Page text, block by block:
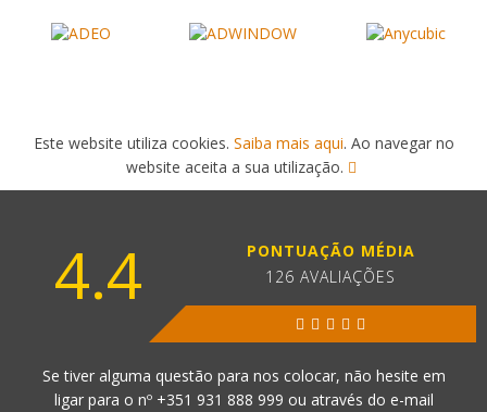
Este website utiliza cookies. Saiba mais aqui. Ao navegar no
website aceita a sua utilização.
4.4
PONTUAÇÃO MÉDIA
126 AVALIAÇÕES
Se tiver alguma questão para nos colocar, não hesite em
ligar para o nº +351 931 888 999 ou através do e-mail